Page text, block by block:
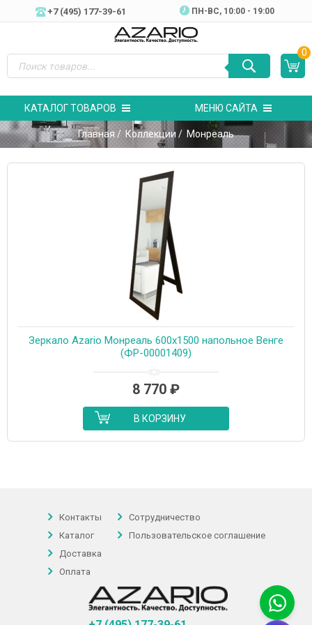
+7 (495) 177-39-61 ПН-ВC, 10:00 - 19:00
0
КАТАЛОГ ТОВАРОВ МЕНЮ САЙТА
Главная/Коллекции / Монреаль
Зеркало Azario Монреаль 600х1500 напольное Венге
(ФР-00001409)
8 770 ₽
В КОРЗИНУ
Контакты
Каталог
Доставка
Оплата
Сотрудничество
Пользовательское соглашение